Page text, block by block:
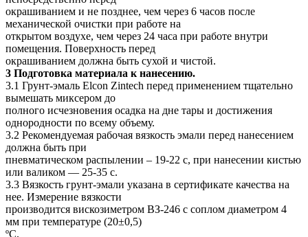
окрашиванием и не позднее, чем через 6 часов после
механической очистки при работе на
открытом воздухе, чем через 24 часа при работе внутри
помещения. Поверхность перед
окрашиванием должна быть сухой и чистой.
3 Подготовка материала к нанесению.
3.1 Грунт-эмаль Elcon Zintech перед применением тщательно
вымешать миксером до
полного исчезновения осадка на дне тары и достижения
однородности по всему объему.
3.2 Рекомендуемая рабочая вязкость эмали перед нанесением
должна быть при
пневматическом распылении – 19-22 с, при нанесении кистью
или валиком — 25-35 с.
3.3 Вязкость грунт-эмали указана в сертификате качества на
нее. Измерение вязкости
производится вискозиметром ВЗ-246 с соплом диаметром 4
мм при температуре (20±0,5)
ºС.